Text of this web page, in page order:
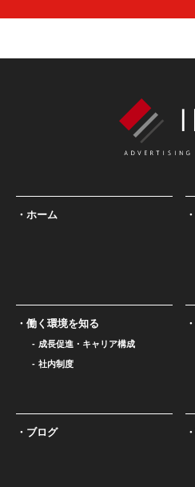
ホーム
働く環境を知る
成長促進・キャリア構成
社内制度
ブログ